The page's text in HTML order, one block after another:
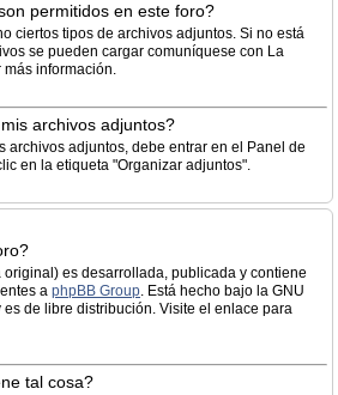
permitidos en este foro?
ciertos tipos de archivos adjuntos. Si no está
se pueden cargar comuníquese con La
información.
archivos adjuntos?
archivos adjuntos, debe entrar en el Panel de
en la etiqueta "Organizar adjuntos".
original) es desarrollada, publicada y contiene
a phpBB Group. Está hecho bajo la GNU
de libre distribución. Visite el enlace para
tal cosa?